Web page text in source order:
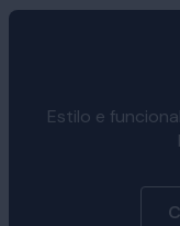
Estilo e